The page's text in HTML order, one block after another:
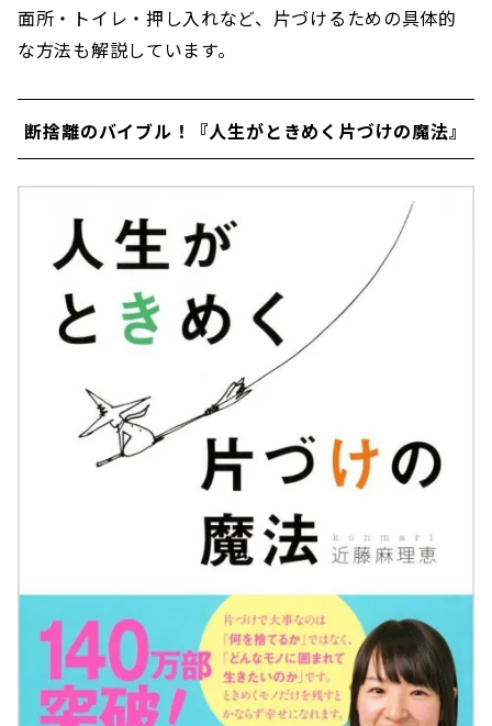
面所・トイレ・押し入れなど、片づけるための具体的
な方法も解説しています。
断捨離のバイブル！『人生がときめく片づけの魔法』